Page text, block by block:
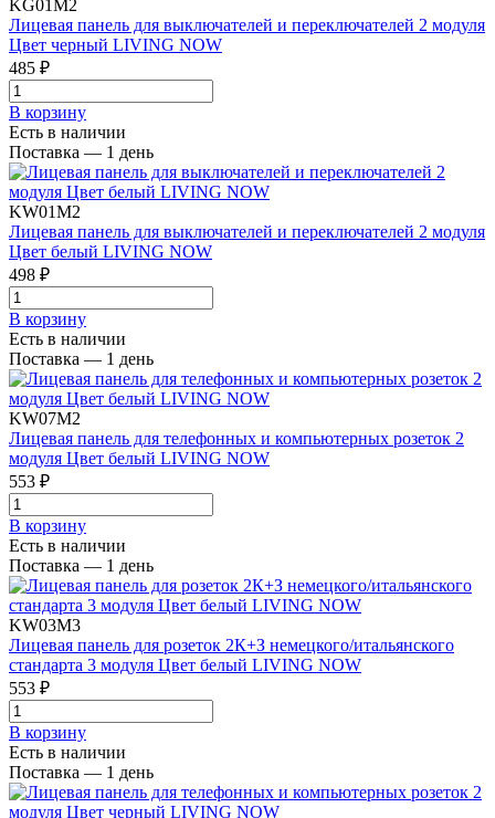
KG01M2
Лицевая панель для выключателей и переключателей 2 модуля
Цвет черный LIVING NOW
485 ₽
В корзинy
Есть в наличии
Поставка — 1 день
KW01M2
Лицевая панель для выключателей и переключателей 2 модуля
Цвет белый LIVING NOW
498 ₽
В корзинy
Есть в наличии
Поставка — 1 день
KW07M2
Лицевая панель для телефонных и компьютерных розеток 2
модуля Цвет белый LIVING NOW
553 ₽
В корзинy
Есть в наличии
Поставка — 1 день
KW03M3
Лицевая панель для розеток 2К+З немецкого/итальянского
стандарта 3 модуля Цвет белый LIVING NOW
553 ₽
В корзинy
Есть в наличии
Поставка — 1 день